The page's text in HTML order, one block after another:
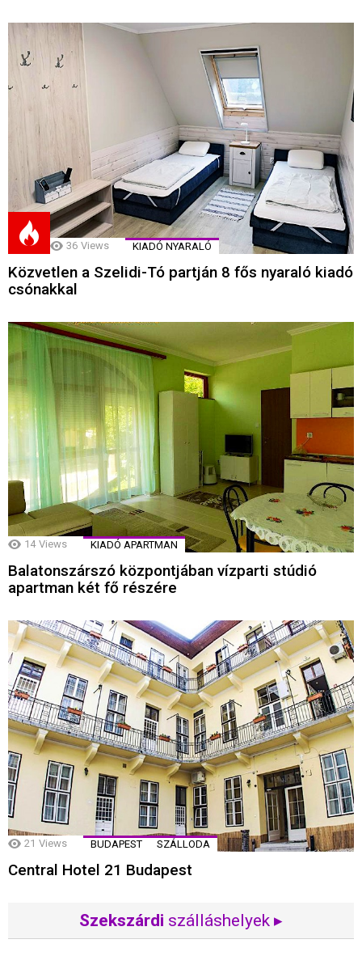
36 Views KIADÓ NYARALÓ
Közvetlen a Szelidi-Tó partján 8 fős nyaraló kiadó
csónakkal
14 Views KIADÓ APARTMAN
Balatonszárszó központjában vízparti stúdió
apartman két fő részére
21 Views BUDAPEST SZÁLLODA
Central Hotel 21 Budapest
Szekszárdi szálláshelyek ▸